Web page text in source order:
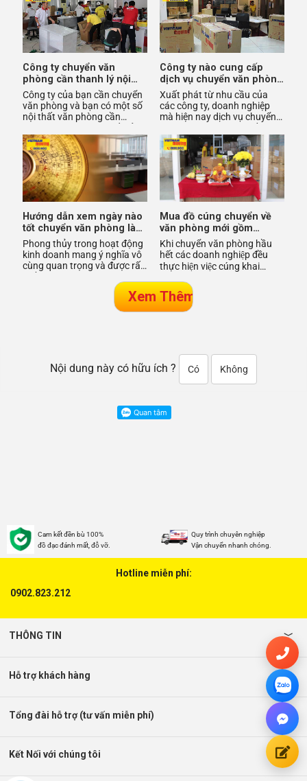
Công ty chuyển văn
phòng cần thanh lý nội
thất bàn ghế làm việc ở
đâu?
Công ty của bạn cần chuyển
văn phòng và bạn có một số
nội thất văn phòng cần
việc này như thế nào?
Công ty nào cung cấp
dịch vụ chuyển văn phòng
trọn gói HCM tốt nhất
Xuất phát từ nhu cầu của
các công ty, doanh nghiệp
mà hiện nay dịch vụ chuyển
ngày càng nhiều ở các t
Hướng dẫn xem ngày nào
tốt chuyển văn phòng làm
việc
Phong thủy trong hoạt động
kinh doanh mang ý nghĩa vô
cùng quan trọng và được rất
tâm. Từ việc xây dựng vă
Mua đồ cúng chuyển về
văn phòng mới gồm
những gì?
Khi chuyển văn phòng hầu
hết các doanh nghiệp đều
thực hiện việc cúng khai
mong muốn rư
Nội dung này có hữu ích ? Có Không
Cam kết đền bù 100%
đồ đạc đánh mất, đỗ vỡ.
Quy trình chuyên nghiệp
Vận chuyển nhanh chóng.
Hotline miễn phí:
0902.823.212
THÔNG TIN
Hỗ trợ khách hàng
Tổng đài hỗ trợ (tư vấn miễn phí)
Kết Nối với chúng tôi